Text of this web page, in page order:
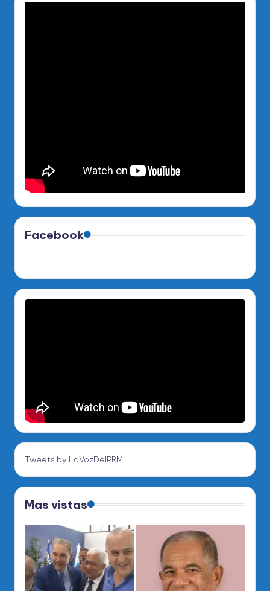
Facebook
Tweets by LaVozDelPRM
Mas vistas